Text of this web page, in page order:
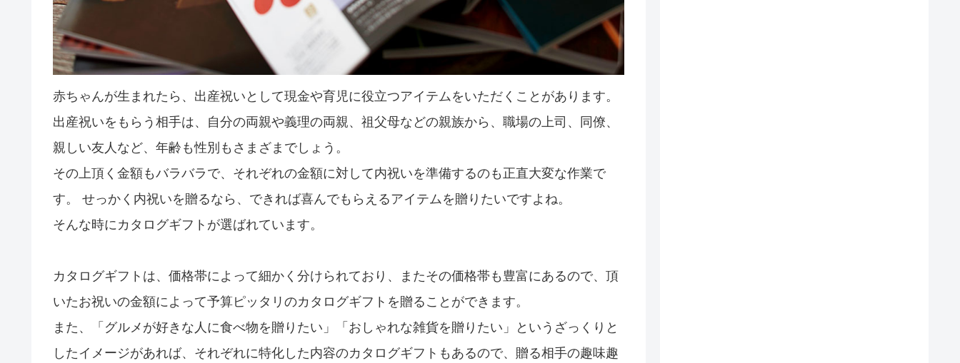
赤ちゃんが生まれたら、出産祝いとして現金や育児に役立つアイテムをいただくことがあります。
出産祝いをもらう相手は、自分の両親や義理の両親、祖父母などの親族から、職場の上司、同僚、
親しい友人など、年齢も性別もさまざまでしょう。
その上頂く金額もバラバラで、それぞれの金額に対して内祝いを準備するのも正直大変な作業で
す。 せっかく内祝いを贈るなら、できれば喜んでもらえるアイテムを贈りたいですよね。
そんな時にカタログギフトが選ばれています。
カタログギフトは、価格帯によって細かく分けられており、またその価格帯も豊富にあるので、頂
いたお祝いの金額によって予算ピッタリのカタログギフトを贈ることができます。
また、「グルメが好きな人に食べ物を贈りたい」「おしゃれな雑貨を贈りたい」というざっくりと
したイメージがあれば、それぞれに特化した内容のカタログギフトもあるので、贈る相手の趣味趣